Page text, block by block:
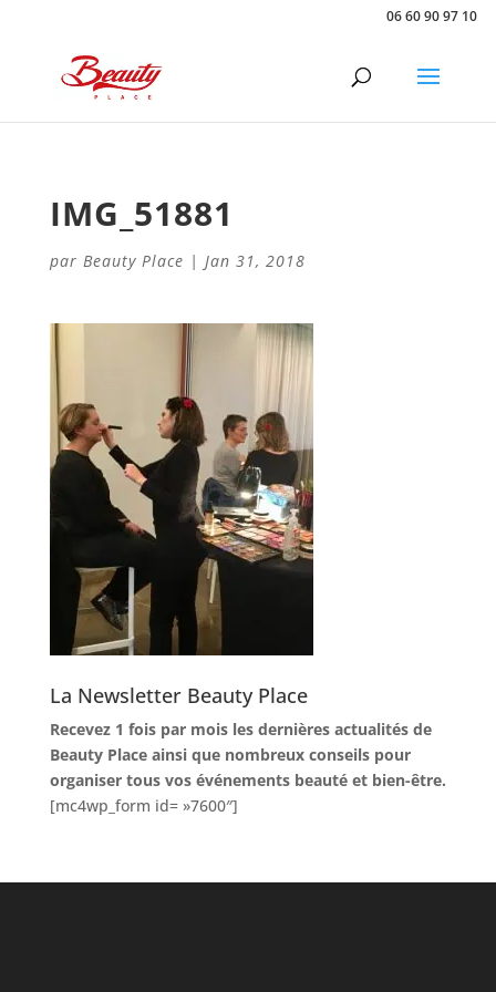
06 60 90 97 10
IMG_51881
par Beauty Place | Jan 31, 2018
La Newsletter Beauty Place
Recevez 1 fois par mois les dernières actualités de
Beauty Place ainsi que nombreux conseils pour
organiser tous vos événements beauté et bien-être.
[mc4wp_form id= »7600″]